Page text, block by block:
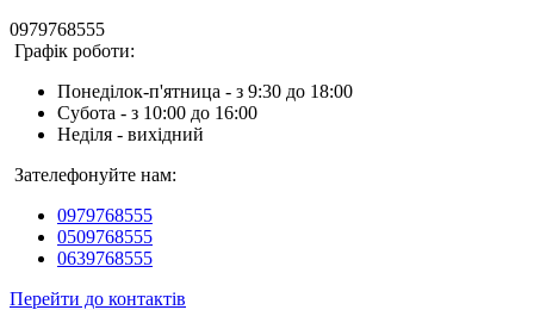
0979768555
Графік роботи:
Понеділок-п'ятница - з 9:30 до 18:00
Субота - з 10:00 до 16:00
Неділя - вихідний
Зателефонуйте нам:
0979768555
0509768555
0639768555
Перейти до контактів